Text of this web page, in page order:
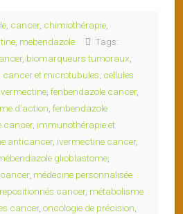
cancer, chimiothérapie
mebendazole
Tags:
, biomarqueurs tumoraux
cancer et microtubules cellules
fenbendazole cancer,
d’action fenbendazole
cancer, immunothérapie et
anticancer, ivermectine cancer,
glioblastome
, médecine personnalisée
cancer, métabolisme
cancer, oncologie de précision